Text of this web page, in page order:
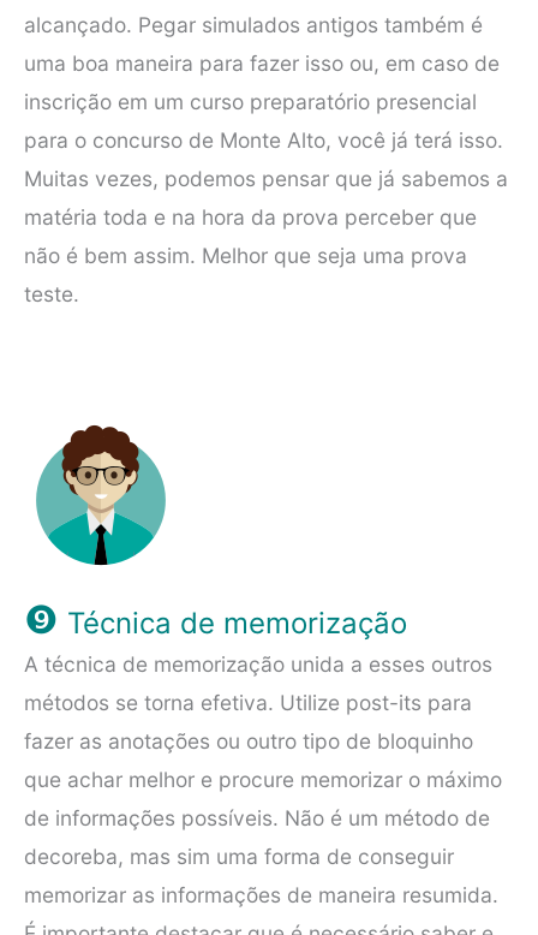
alcançado. Pegar simulados antigos também é
uma boa maneira para fazer isso ou, em caso de
inscrição em um curso preparatório presencial
para o concurso de Monte Alto, você já terá isso.
Muitas vezes, podemos pensar que já sabemos a
matéria toda e na hora da prova perceber que
não é bem assim. Melhor que seja uma prova
teste.
❾ Técnica de memorização
A técnica de memorização unida a esses outros
métodos se torna efetiva. Utilize post-its para
fazer as anotações ou outro tipo de bloquinho
que achar melhor e procure memorizar o máximo
de informações possíveis. Não é um método de
decoreba, mas sim uma forma de conseguir
memorizar as informações de maneira resumida.